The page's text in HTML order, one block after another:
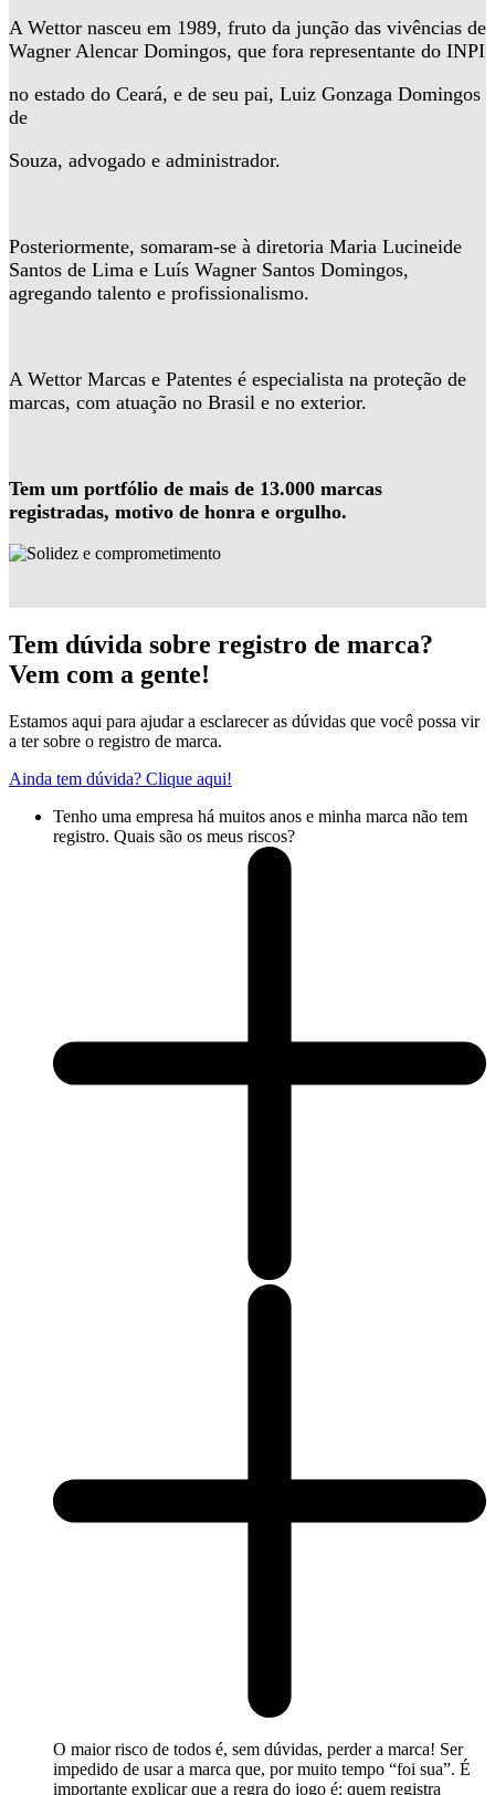
A Wettor nasceu em 1989, fruto da junção das vivências de
Wagner Alencar Domingos, que fora representante do INPI
no estado do Ceará, e de seu pai, Luiz Gonzaga Domingos
de
Souza, advogado e administrador.
Posteriormente, somaram-se à diretoria Maria Lucineide
Santos de Lima e Luís Wagner Santos Domingos,
agregando talento e profissionalismo.
A Wettor Marcas e Patentes é especialista na proteção de
marcas, com atuação no Brasil e no exterior.
Tem um portfólio de mais de 13.000 marcas
registradas, motivo de honra e orgulho.
Tem dúvida sobre registro de marca?
Vem com a gente!
Estamos aqui para ajudar a esclarecer as dúvidas que você possa vir
a ter sobre o registro de marca.
Ainda tem dúvida? Clique aqui!
Tenho uma empresa há muitos anos e minha marca não tem
registro. Quais são os meus riscos?
O maior risco de todos é, sem dúvidas, perder a marca! Ser
impedido de usar a marca que, por muito tempo “foi sua”. É
importante explicar que a regra do jogo é: quem registra